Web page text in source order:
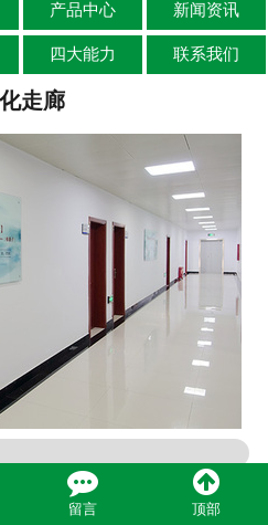
产品中心 新闻资讯
四大能力
走廊
留言 顶部